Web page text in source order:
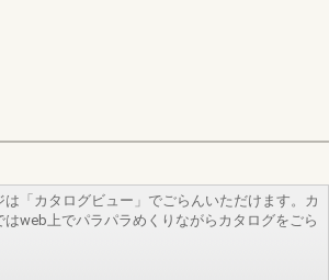
は「カタログビュー」でごらんいただけます。カ
はweb上でパラパラめくりながらカタログをごら